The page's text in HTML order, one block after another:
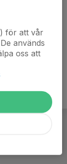
för att vår
används
oss att